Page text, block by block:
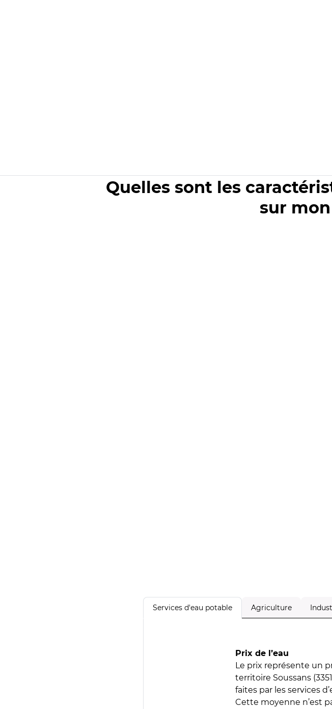
Quelles sont les
sur
Services d'eau potable Agriculture
Prix de l’eau
Le prix représente un
territoire Soussans
faites par les services
Cette moyenne n’est